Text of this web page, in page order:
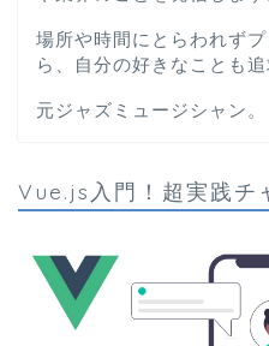
場所や時間にとらわれず
ら、自分の好きなことも追
元ジャズミュージシャン。
Vue.js入門！超実践チ